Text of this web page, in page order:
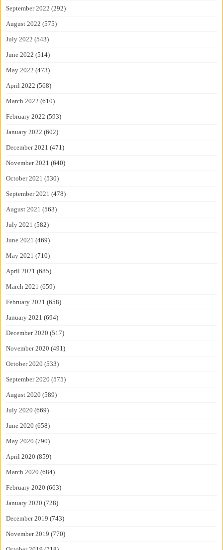
September 2022 (292)
August 2022 (575)
July 2022 (543)
June 2022 (514)
May 2022 (473)
April 2022 (568)
March 2022 (610)
February 2022 (593)
January 2022 (602)
December 2021 (471)
November 2021 (640)
October 2021 (530)
September 2021 (478)
August 2021 (563)
July 2021 (582)
June 2021 (469)
May 2021 (710)
April 2021 (685)
March 2021 (659)
February 2021 (658)
January 2021 (694)
December 2020 (517)
November 2020 (491)
October 2020 (533)
September 2020 (575)
August 2020 (589)
July 2020 (669)
June 2020 (658)
May 2020 (790)
April 2020 (859)
March 2020 (684)
February 2020 (663)
January 2020 (728)
December 2019 (743)
November 2019 (770)